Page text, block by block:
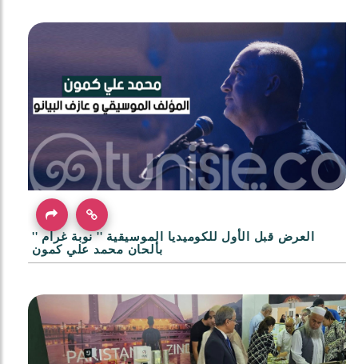
العرض قبل الأول للكوميديا الموسيقية '' نوبة غرام ''
بألحان محمد علي كمون